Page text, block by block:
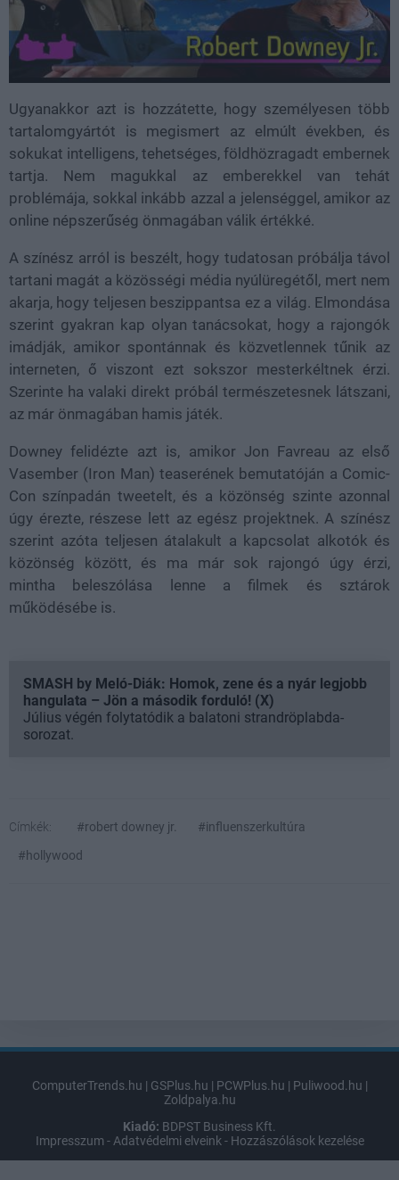
Ugyanakkor azt is hozzátette, hogy személyesen több
tartalomgyártót is megismert az elmúlt években, és
sokukat intelligens, tehetséges, földhözragadt embernek
tartja. Nem magukkal az emberekkel van tehát
problémája, sokkal inkább azzal a jelenséggel, amikor az
online népszerűség önmagában válik értékké.
A színész arról is beszélt, hogy tudatosan próbálja távol
tartani magát a közösségi média nyúlüregétől, mert nem
akarja, hogy teljesen beszippantsa ez a világ. Elmondása
szerint gyakran kap olyan tanácsokat, hogy a rajongók
imádják, amikor spontánnak és közvetlennek tűnik az
interneten, ő viszont ezt sokszor mesterkéltnek érzi.
Szerinte ha valaki direkt próbál természetesnek látszani,
az már önmagában hamis játék.
Downey felidézte azt is, amikor Jon Favreau az első
Vasember (Iron Man) teaserének bemutatóján a Comic-
Con színpadán tweetelt, és a közönség szinte azonnal
úgy érezte, részese lett az egész projektnek. A színész
szerint azóta teljesen átalakult a kapcsolat alkotók és
közönség között, és ma már sok rajongó úgy érzi,
mintha beleszólása lenne a filmek és sztárok
működésébe is.
SMASH by Meló-Diák: Homok, zene és a nyár legjobb
hangulata – Jön a második forduló! (X)
Július végén folytatódik a balatoni strandröplabda-
sorozat.
Címkék: #robert downey jr.
#influenszerkultúra
#hollywood
ComputerTrends.hu | GSPlus.hu | PCWPlus.hu | Puliwood.hu |
Zoldpalya.hu
Kiadó: BDPST Business Kft.
Impresszum -Adatvédelmi elveink- Hozzászólások kezelése